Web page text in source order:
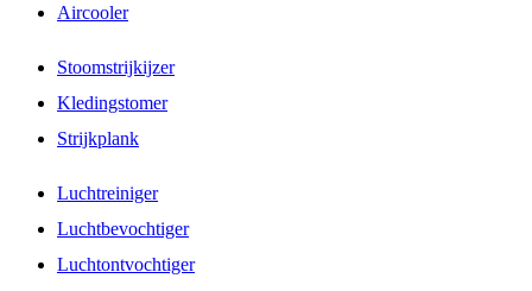
Aircooler
Stoomstrijkijzer
Kledingstomer
Strijkplank
Luchtreiniger
Luchtbevochtiger
Luchtontvochtiger